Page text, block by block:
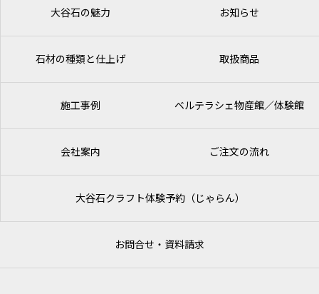
大谷石の魅力 お知らせ
石材の種類と仕上げ 取扱商品
施工事例 ベルテラシェ物産館／体験館
会社案内 ご注文の流れ
大谷石クラフト体験予約（じゃらん）
お問合せ・資料請求